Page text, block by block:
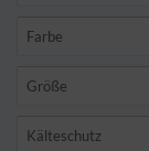
Farbe
Größe
Kälteschutz